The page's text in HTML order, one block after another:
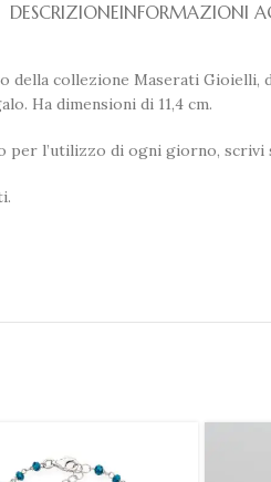
DESCRIZIONEINFORMAZIONI
della collezione Maserati
Ha dimensioni di 11,4 cm.
l’utilizzo di ogni giorno, scrivi